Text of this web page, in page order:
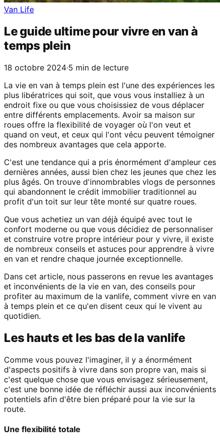
Van Life
Le guide ultime pour vivre en van à
temps plein
18 octobre 2024·5 min de lecture
La vie en van à temps plein est l'une des expériences les
plus libératrices qui soit, que vous vous installiez à un
endroit fixe ou que vous choisissiez de vous déplacer
entre différents emplacements. Avoir sa maison sur
roues offre la flexibilité de voyager où l'on veut et
quand on veut, et ceux qui l'ont vécu peuvent témoigner
des nombreux avantages que cela apporte.
C'est une tendance qui a pris énormément d'ampleur ces
dernières années, aussi bien chez les jeunes que chez les
plus âgés. On trouve d'innombrables vlogs de personnes
qui abandonnent le crédit immobilier traditionnel au
profit d'un toit sur leur tête monté sur quatre roues.
Que vous achetiez un van déjà équipé avec tout le
confort moderne ou que vous décidiez de personnaliser
et construire votre propre intérieur pour y vivre, il existe
de nombreux conseils et astuces pour apprendre à vivre
en van et rendre chaque journée exceptionnelle.
Dans cet article, nous passerons en revue les avantages
et inconvénients de la vie en van, des conseils pour
profiter au maximum de la vanlife, comment vivre en van
à temps plein et ce qu'en disent ceux qui le vivent au
quotidien.
Les hauts et les bas de la vanlife
Comme vous pouvez l'imaginer, il y a énormément
d'aspects positifs à vivre dans son propre van, mais si
c'est quelque chose que vous envisagez sérieusement,
c'est une bonne idée de réfléchir aussi aux inconvénients
potentiels afin d'être bien préparé pour la vie sur la
route.
Une flexibilité totale